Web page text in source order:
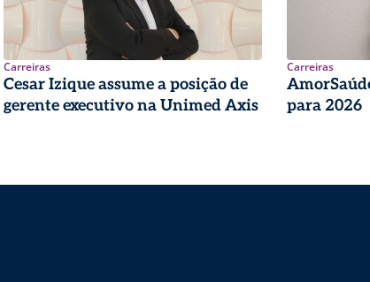
Carreiras
Cesar Izique assume a posição de
gerente executivo na Unimed Axis
Carreiras
para 2026